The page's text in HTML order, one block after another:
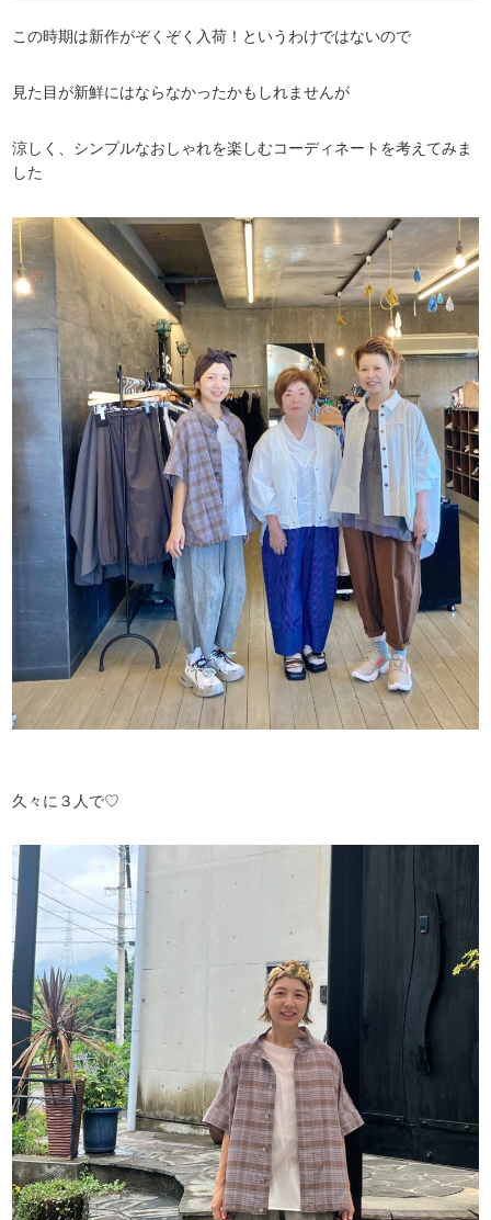
この時期は新作がぞくぞく入荷！というわけではないので
見た目が新鮮にはならなかったかもしれませんが
涼しく、シンプルなおしゃれを楽しむコーディネートを考えてみま
した
久々に３人で♡